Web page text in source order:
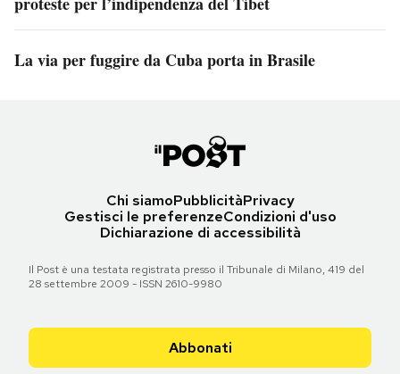
La via per fuggire da Cuba porta in Brasile
Chi siamoPubblicitàPrivacy
Gestisci le preferenzeCondizioni d'uso
Dichiarazione di accessibilità
Il Post è una testata registrata presso il Tribunale di Milano, 419 del
28 settembre 2009 - ISSN 2610-9980
Abbonati